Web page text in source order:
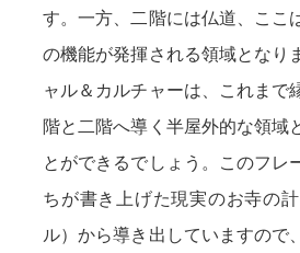
す。一方、二階には仏道、ここ
の機能が発揮される領域となり
ャル＆カルチャーは、これまで
階と二階へ導く半屋外的な領域
とができるでしょう。このフレ
ちが書き上げた現実のお寺の
ル）から導き出していますので